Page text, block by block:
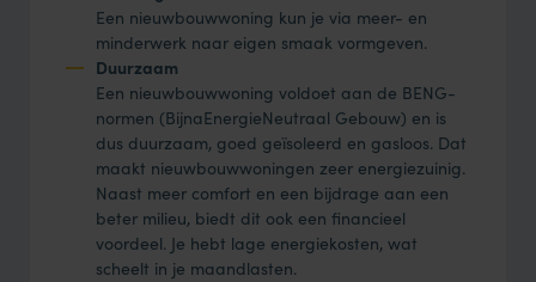
Een nieuwbouwwoning kun je via meer- en
minderwerk naar eigen smaak vormgeven.
Duurzaam
Een nieuwbouwwoning voldoet aan de BENG-
normen (BijnaEnergieNeutraal Gebouw) en is
dus duurzaam, goed geïsoleerd en gasloos. Dat
maakt nieuwbouwwoningen zeer energiezuinig.
Naast meer comfort en een bijdrage aan een
beter milieu, biedt dit ook een financieel
voordeel. Je hebt lage energiekosten, wat
scheelt in je maandlasten.